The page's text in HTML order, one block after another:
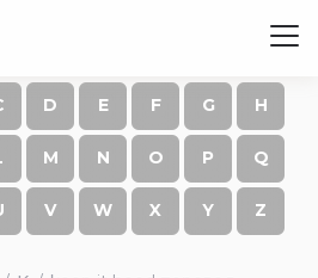
D E F G H
M N O P Q
V W X Y Z